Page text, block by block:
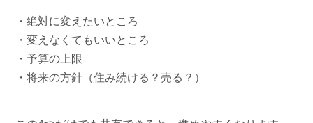
・絶対に変えたいところ
・変えなくてもいいところ
・予算の上限
・将来の方針（住み続ける？売る？）